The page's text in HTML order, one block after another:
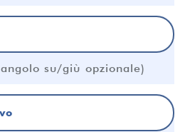
su/giù opzionale)